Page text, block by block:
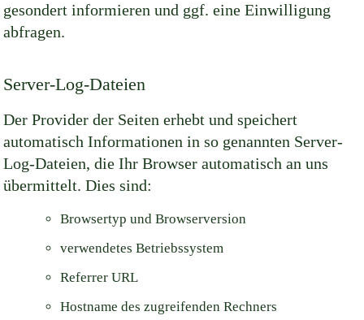
gesondert informieren und ggf. eine Einwilligung
abfragen.
Server-Log-Dateien
Der Provider der Seiten erhebt und speichert
automatisch Informationen in so genannten Server-
Log-Dateien, die Ihr Browser automatisch an uns
übermittelt. Dies sind:
Browsertyp und Browserversion
verwendetes Betriebssystem
Referrer URL
Hostname des zugreifenden Rechners